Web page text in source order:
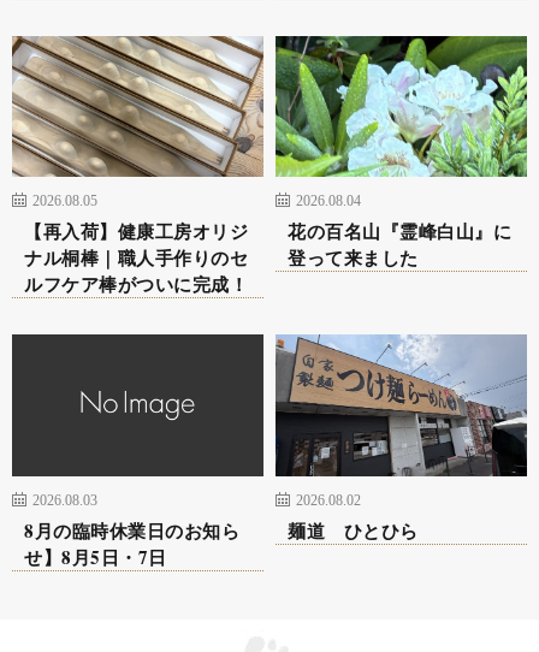
2026.08.05
【再入荷】健康工房オリジ
ナル桐棒｜職人手作りのセ
ルフケア棒がついに完成！
2026.08.04
花の百名山『霊峰白山』に
登って来ました
2026.08.03
8月の臨時休業日のお知ら
せ】8月5日・7日
2026.08.02
麺道 ひとひら